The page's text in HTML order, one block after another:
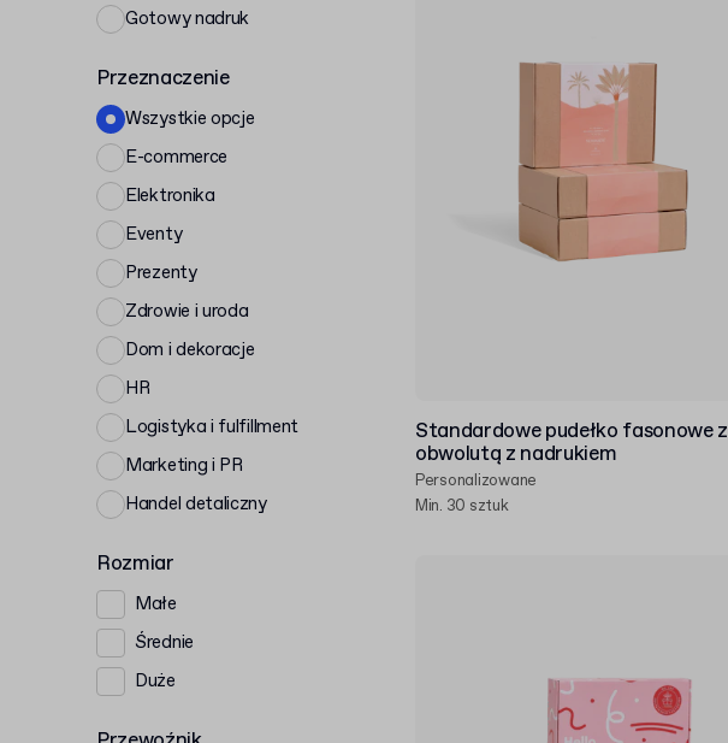
Gotowy nadruk
Przeznaczenie
Wszystkie opcje
E-commerce
Elektronika
Eventy
Prezenty
Zdrowie i uroda
Dom i dekoracje
HR
Logistyka i fulfillment
Marketing i PR
Handel detaliczny
Rozmiar
Małe
Średnie
Duże
Standardowe pudełko fasonowe z
obwolutą z nadrukiem
Personalizowane
Min. 30 sztuk